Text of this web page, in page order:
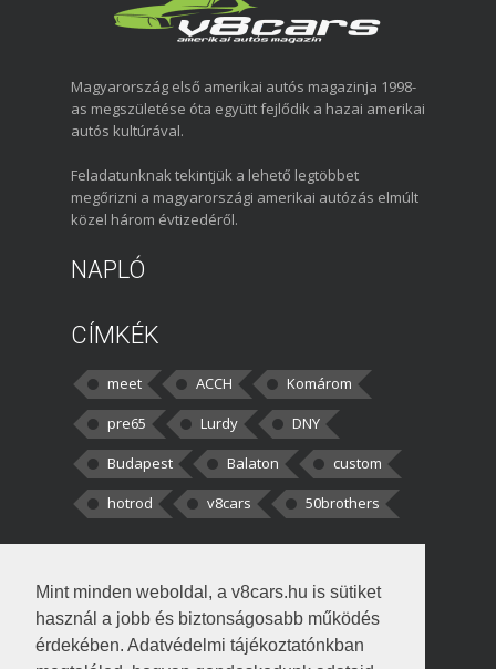
Mint minden weboldal, a v8cars.hu is sütiket
használ a jobb és biztonságosabb működés
érdekében. Adatvédelmi tájékoztatónkban
Magyarország első amerikai autós magazinja 1998-
as megszületése óta együtt fejlődik a hazai amerikai
autós kultúrával.
Feladatunknak tekintjük a lehető legtöbbet
megőrizni a magyarországi amerikai autózás elmúlt
közel három évtizedéről.
NAPLÓ
CÍMKÉK
meet ACCH
Komárom
pre65
Lurdy
DNY
Budapest
Balaton
custom
hotrod
v8cars 50brothers
kortisz:Elszúrtam! Én csak két
darabbaal számoltam. Nem tudtam, hogy fél autót,